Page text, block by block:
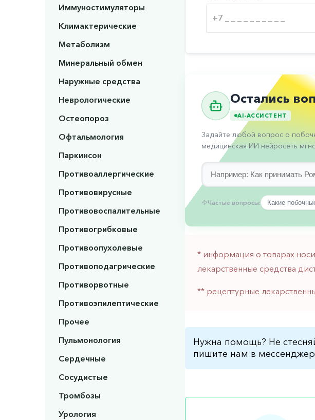
Иммуностимуляторы
Климактерические
Метаболизм
Минеральный обмен
Наружные средства
Неврологические
Остеопороз
Офтальмология
Паркинсон
Противоаллергические
Противовирусные
Противовоспалительные
Противогрибковые
Противоопухолевые
Противоподагрические
Противорвотные
Противоэпилептические
Прочее
Пульмонология
Сердечные
Сосудистые
Тромбозы
Урология
Остались
AI-АССИСТЕНТ
Задайте любой вопрос о
медицинская ИИ нейросеть
Частые вопросы: Какие
* информация о товарах
лекарственные средства
** рецептурные
Нужна помощь? Не
пишите нам в